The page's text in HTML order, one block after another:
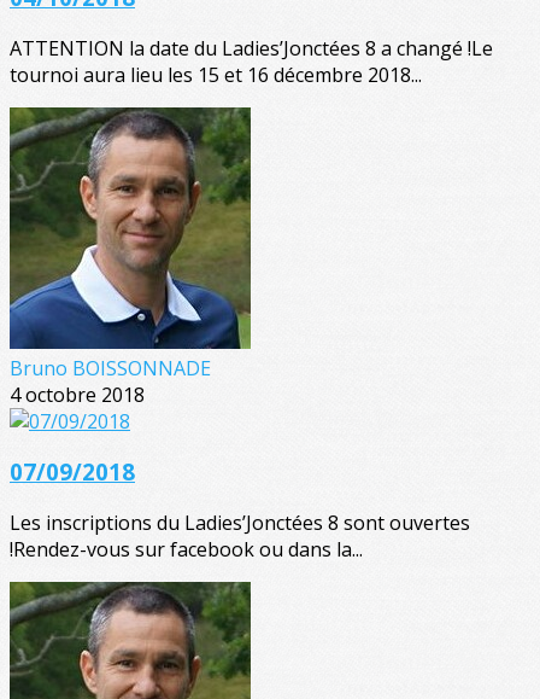
ATTENTION la date du Ladies’Jonctées 8 a changé !Le
tournoi aura lieu les 15 et 16 décembre 2018...
Bruno BOISSONNADE
4 octobre 2018
07/09/2018
Les inscriptions du Ladies’Jonctées 8 sont ouvertes
!Rendez-vous sur facebook ou dans la...